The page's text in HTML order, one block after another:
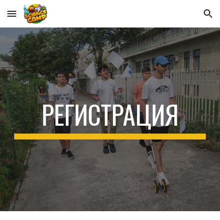
Skip to main content Skip to navigation
РЕГИСТРАЦИЯ